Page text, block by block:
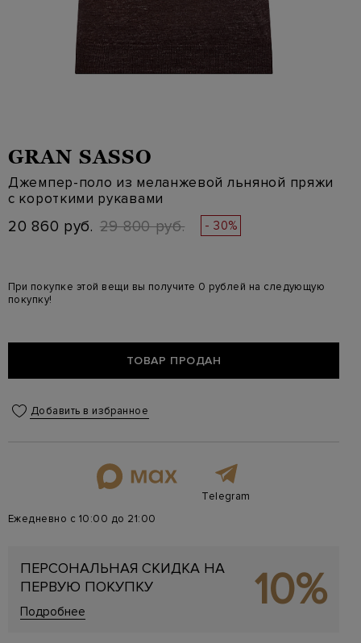
GRAN SASSO
Джемпер-поло из меланжевой льняной пряжи
с короткими рукавами
20 860 руб. 29 800 руб. - 30%
При покупке этой вещи вы получите 0 рублей на следующую
покупку!
ТОВАР ПРОДАН
Добавить в избранное
Telegram
Ежедневно с 10:00 до 21:00
ПЕРСОНАЛЬНАЯ СКИДКА НА
ПЕРВУЮ ПОКУПКУ
Подробнее 10%